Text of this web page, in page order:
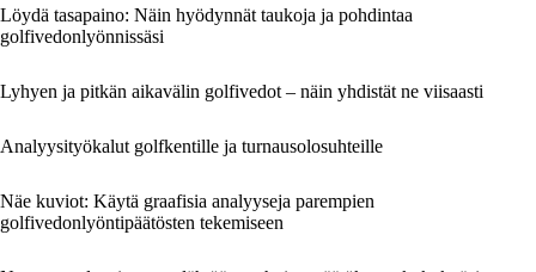
Löydä tasapaino: Näin hyödynnät taukoja ja pohdintaa
golfivedonlyönnissäsi
Lyhyen ja pitkän aikavälin golfivedot – näin yhdistät ne viisaasti
Analyysityökalut golfkentille ja turnausolosuhteille
Näe kuviot: Käytä graafisia analyyseja parempien
golfivedonlyöntipäätösten tekemiseen